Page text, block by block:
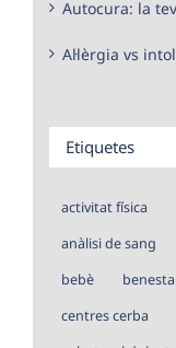
Autocura: la
Al·lèrgia vs
Etiquetes
activitat física
anàlisi de sang
bebè
centres cerba